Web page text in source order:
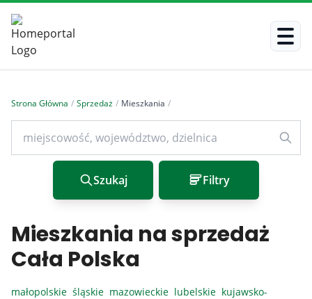
Strona Główna / Sprzedaż / Mieszkania /
Szukaj Filtry
Mieszkania na sprzedaż
Cała Polska
małopolskie śląskie mazowieckie lubelskie kujawsko-